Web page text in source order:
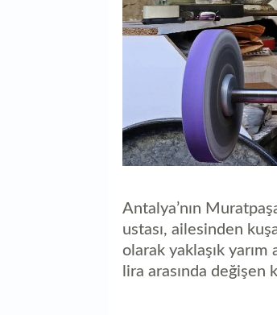
Antalya’nın
ustası, ailesinden
olarak yaklaşık
lira arasında değişen